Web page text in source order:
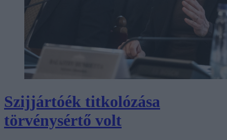
Szijjártóék titkolózása
törvénysértő volt